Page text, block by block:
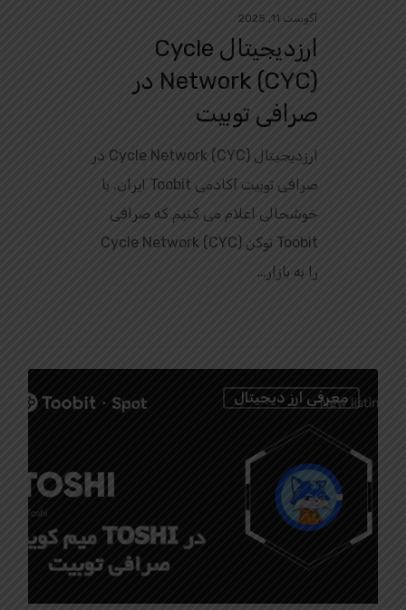
آگوست 11, 2025
ارزدیجیتال Cycle
Network (CYC) در
صرافی توبیت
ارزدیجیتال Cycle Network (CYC) در
صرافی توبیت آکادمی Toobit ایران. با
خوشحالی اعلام می‌ کنیم که صرافی
Toobit توکن Cycle Network (CYC)
را به بازار…
معرفی ارز دیجیتال